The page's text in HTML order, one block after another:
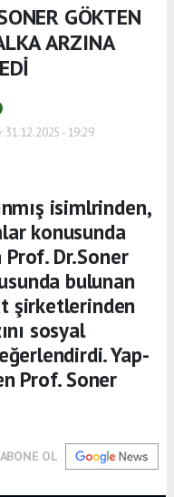
GÖKTEN
ARZINA
31.12.2025 - 19:29
isimlrinden,
konusunda
Dr.Soner
bulunan
şirketlerinden
sosyal
Yap-
Prof. Soner
ABONE OL